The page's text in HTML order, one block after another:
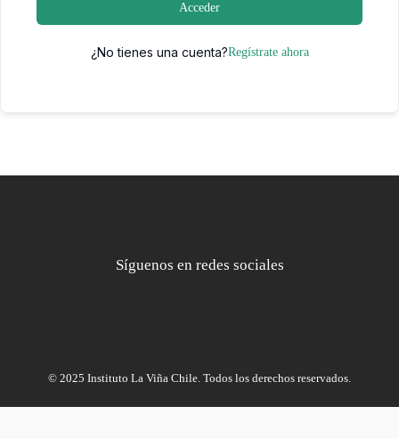
Acceder
¿No tienes una cuenta?Regístrate ahora
Síguenos en redes sociales
© 2025 Instituto La Viña Chile. Todos los derechos reservados.